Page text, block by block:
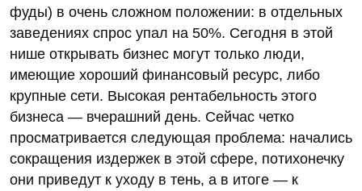
фуды) в очень сложном положении: в отдельных
заведениях спрос упал на 50%. Сегодня в этой
нише открывать бизнес могут только люди,
имеющие хороший финансовый ресурс, либо
крупные сети. Высокая рентабельность этого
бизнеса — вчерашний день. Сейчас четко
просматривается следующая проблема: начались
сокращения издержек в этой сфере, потихонечку
они приведут к уходу в тень, а в итоге — к